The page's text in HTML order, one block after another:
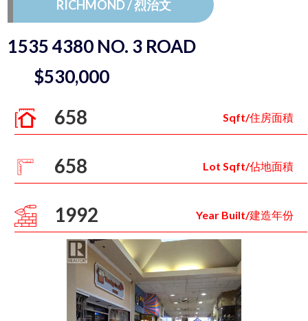
RICHMOND / 烈治文
1535 4380 NO. 3 ROAD
$530,000
658 Sqft/住房面積
658 Lot Sqft/佔地面積
1992 Year Built/建造年份